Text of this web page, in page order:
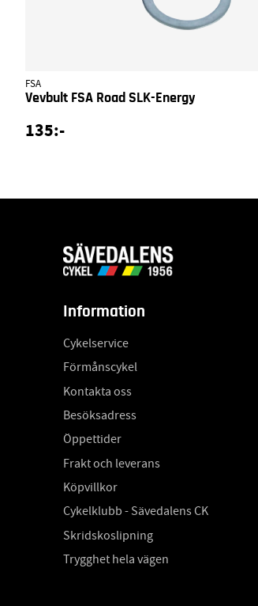
FSA
Vevbult FSA Road SLK-Energy
135:-
Information
Cykelservice
Förmånscykel
Kontakta oss
Besöksadress
Öppettider
Frakt och leverans
Köpvillkor
Cykelklubb - Sävedalens CK
Skridskoslipning
Trygghet hela vägen